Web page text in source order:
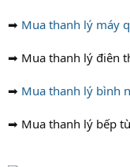
➡ Mua thanh lý máy
➡ Mua thanh lý điên
➡ Mua thanh lý bình
➡ Mua thanh lý bếp